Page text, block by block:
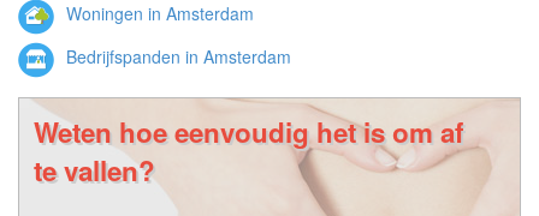
Woningen in Amsterdam
Bedrijfspanden in Amsterdam
Weten hoe eenvoudig het is om af
te vallen?